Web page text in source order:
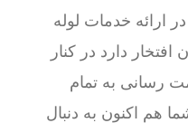
ارائه خدمات لوله
دارد در کنار
رسانی به تمام
شما هم اکنون به دنبال